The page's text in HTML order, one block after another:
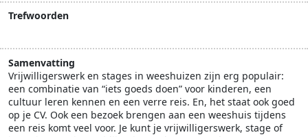
Trefwoorden
Samenvatting
Vrijwilligerswerk en stages in weeshuizen zijn erg populair:
een combinatie van “iets goeds doen” voor kinderen, een
cultuur leren kennen en een verre reis. En, het staat ook goed
op je CV. Ook een bezoek brengen aan een weeshuis tijdens
een reis komt veel voor. Je kunt je vrijwilligerswerk, stage of